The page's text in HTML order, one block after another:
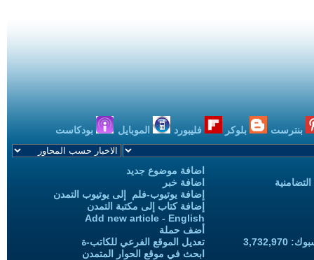
بنترست بلوكر فليبورد الموبايل بودكاست
اضافة موضوع جديد
اضافة خبر
إضافة يوتيوب-فلم إلى يوتيوب التمدن
إضافة كتاب إلى مكتبة التمدن
Add new article - English
أضف حملة
تعديل الموقع الفرعي للكاتب-ة
ابحث في موقع الحوار المتمدن